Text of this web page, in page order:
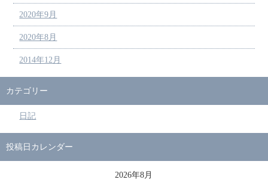
2020年9月
2020年8月
2014年12月
カテゴリー
日記
投稿日カレンダー
2026年8月